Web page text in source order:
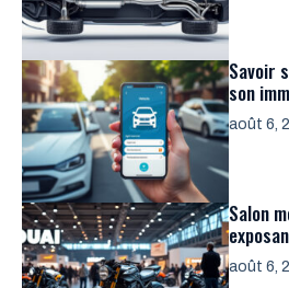
Savoir
son
août 6,
Salon
août 6,